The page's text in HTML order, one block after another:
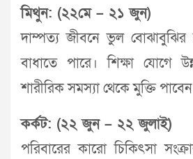
মিথুন: (২২মে – ২১ জুন)
দাম্পত্য জীবনে ভুল বোঝাবুঝির
বাধাতে পারে। শিক্ষা যোগে
শারীরিক সমস্যা থেকে মুক্তি
কর্কট: (২২ জুন – ২২ জুলাই)
পরিবারের কারো চিকিৎসা